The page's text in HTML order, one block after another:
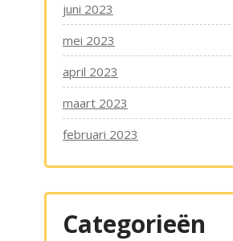
juni 2023
mei 2023
april 2023
maart 2023
februari 2023
Categorieën